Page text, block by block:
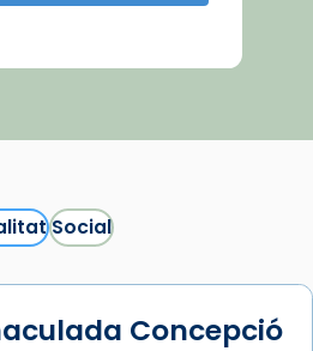
Social
Concepció